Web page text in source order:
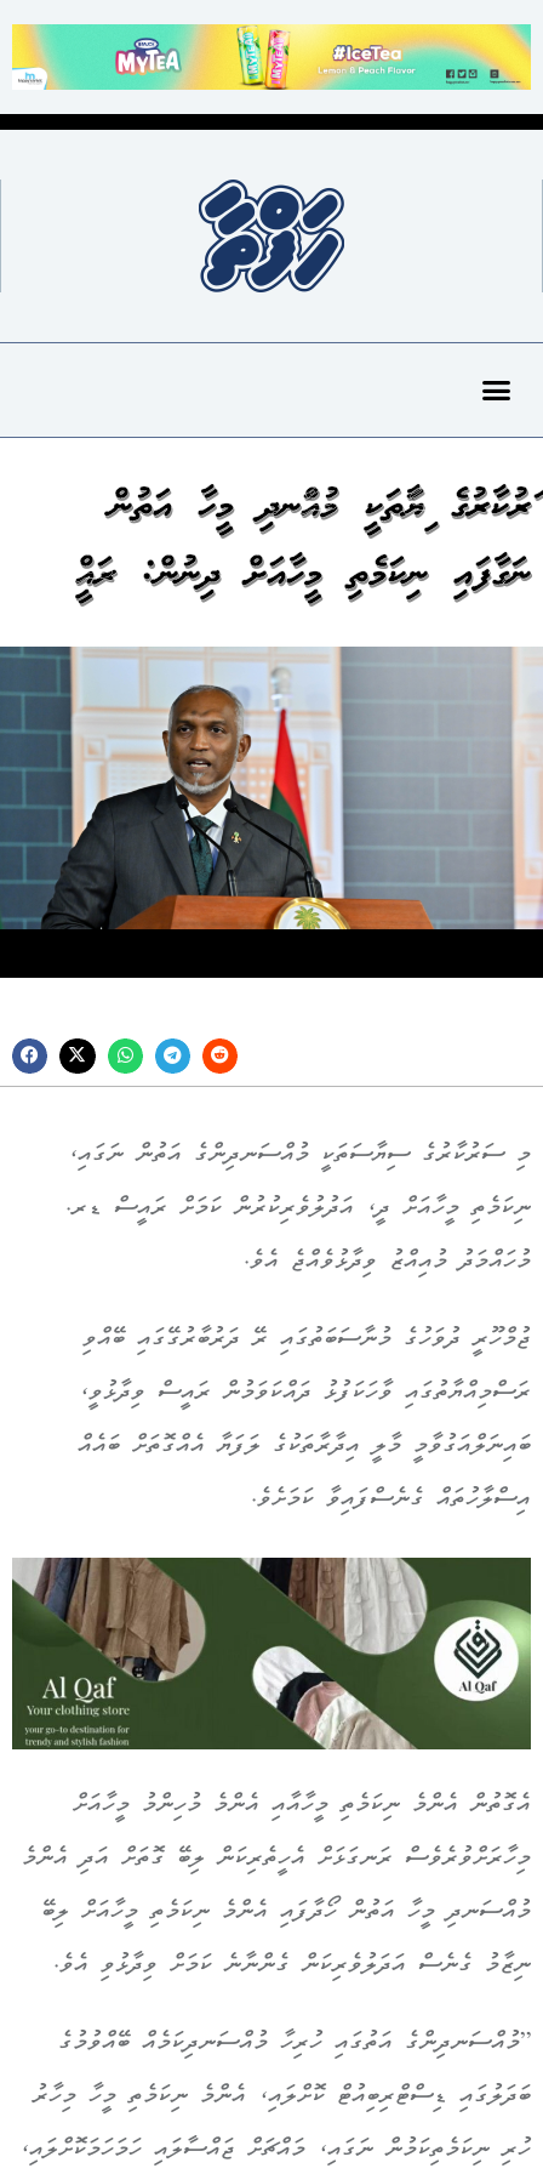
ސަރުކާރުގެ ސިޔާސަތަކީ މުއްސަނދި މީހާ އަތުން
ނަގާފައި ނިކަމެތި މީހާއަށް ދިނުން: ރައީސް
މި ސަރުކާރުގެ ސިޔާސަތަކީ މުއްސަނދިންގެ އަތުން ނަގައި،
ނިކަމެތި މީހާއަށް ދީ، އަދުލުވެރިކުރުން ކަމަށް ރައީސް ޑރ.
މުހައްމަދު މުއިއްޒު ވިދާޅުވެއްޖެ އެވެ.
ޖުމްހޫރީ ދުވަހުގެ މުނާސަބަތުގައި ރޭ ދަރުބާރުގޭގައި ބޭއްވި
ރަސްމިއްޔާތުގައި ވާހަކަފުޅު ދައްކަވަމުން ރައީސް ވިދާޅުވީ،
ބައިނަލްއަގުވާމީ މާލީ އިދާރާތަކުގެ ލަފަޔާ އެއްގޮތަށް ބައެއް
އިސްލާހުތައް ގެނެސްފައިވާ ކަމަށެވެ.
އެގޮތުން އެންމެ ނިކަމެތި މީހާއާއި އެންމެ މުހިންމު މީހާއަށް
މިހާރަށްވުރެވެސް ރަނގަޅަށް އެހީތެރިކަން ލިބޭ ގޮތަށް އަދި އެންމެ
މުއްސަނދި މީހާ އަތުން ހޯދާފައި އެންމެ ނިކަމެތި މީހާއަށް ލިބޭ
ނިޒާމު ގެނެސް އަދަލުވެރިކަން ގެންނާނެ ކަމަށް ވިދާޅުވި އެވެ.
”މުއްސަނދިންގެ އަތުގައި ހުރިހާ މުއްސަނދިކަމެއް ބޭއްވުމުގެ
ބަދަލުގައި ޑިސްޓްރިބިއުޓް ކޮށްލައި، އެންމެ ނިކަމެތި މީހާ މިހާރު
ހުރި ނިކަމެތިކަމުން ނަގައި، މައްޗަށް ޖައްސާލައި ހަމަހަމަކޮށްލައި،